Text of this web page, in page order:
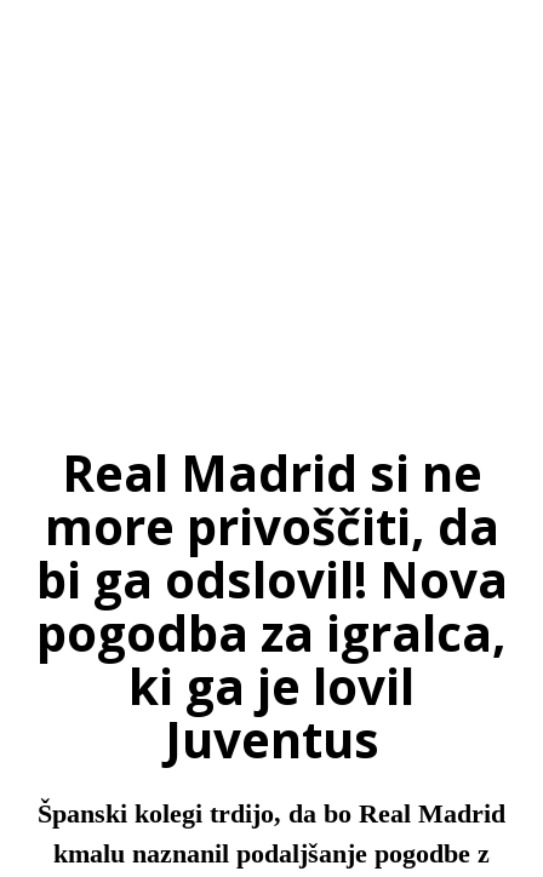
Real Madrid si ne
more privoščiti, da
bi ga odslovil! Nova
pogodba za igralca,
ki ga je lovil
Juventus
Španski kolegi trdijo, da bo Real Madrid
kmalu naznanil podaljšanje pogodbe z